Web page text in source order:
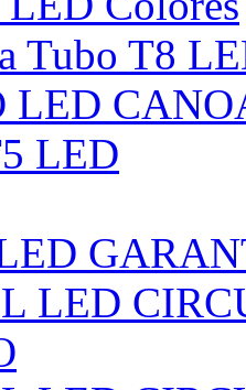
Tubo T8
LED
LED
LED